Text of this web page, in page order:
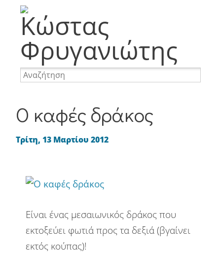
Memes Φωτογραφία
Προσωπικά Internet Nevma
Websites WordPress
Αναμνήσεις
Απορίες
Αστεία Διακοπές
Διασκέδαση
Mobile Καφές Κοινωνία
Περιβάλλον Πινακίδες
Πολιτική Προτάσεις
Ο καφές δράκος
Τρίτη, 13 Μαρτίου 2012
Είναι ένας μεσαιωνικός δράκος που
εκτοξεύει φωτιά προς τα δεξιά (βγαίνει
εκτός κούπας)!